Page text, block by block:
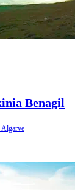
Benagil
Algarve